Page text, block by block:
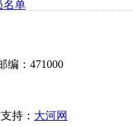
名单
编：471000
持： 大河网